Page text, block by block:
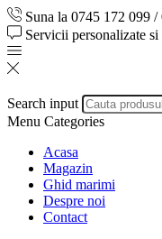
Suna la 0745 172 099
Servicii personalizate si
Search input
Menu Categories
Acasa
Magazin
Ghid marimi
Despre noi
Contact